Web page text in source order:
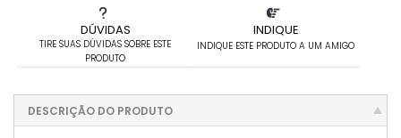
DÚVIDAS
TIRE SUAS DÚVIDAS SOBRE ESTE
PRODUTO
INDIQUE
INDIQUE ESTE PRODUTO A UM AMIGO
DESCRIÇÃO DO PRODUTO